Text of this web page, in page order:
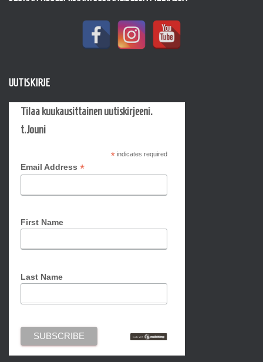
UUTISKIRJE
Tilaa kuukausittainen uutiskirjeeni.
t.Jouni
*indicates required
Email Address *
First Name
Last Name